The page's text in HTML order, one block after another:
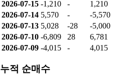
2026-07-30 -19,265 -
16,734
2026-07-29 -3,385 -
3,385
2026-07-28 -5,501 -569
6,070
2026-07-27 4,172 -
-4,172
2026-07-24 -10,880 569
8,211
2026-07-22 5,152